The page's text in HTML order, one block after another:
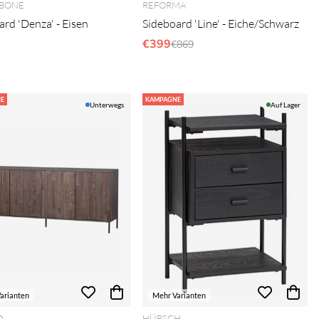
'Denza' - Eisen
REFORMA
Sideboard 'Line' - Eiche/Schwarz
€399Regulärer Preis:
€869
Unterwegs
KAMPAGNE
Mehr Varianten
Auf Lager